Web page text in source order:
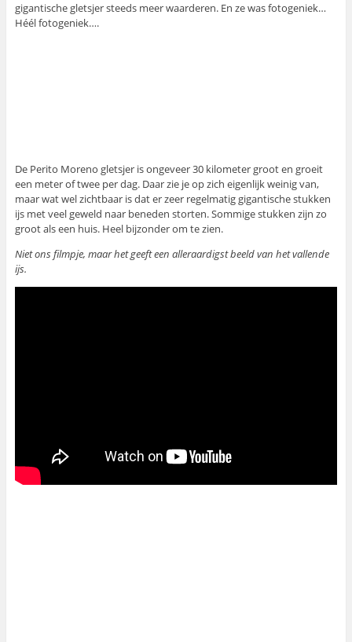
gigantische gletsjer steeds meer waarderen. En ze was fotogeniek…
Héél fotogeniek….
De Perito Moreno gletsjer is ongeveer 30 kilometer groot en groeit
een meter of twee per dag. Daar zie je op zich eigenlijk weinig van,
maar wat wel zichtbaar is dat er zeer regelmatig gigantische stukken
ijs met veel geweld naar beneden storten. Sommige stukken zijn zo
groot als een huis. Heel bijzonder om te zien.
Niet ons filmpje, maar het geeft een alleraardigst beeld van het vallende
ijs.